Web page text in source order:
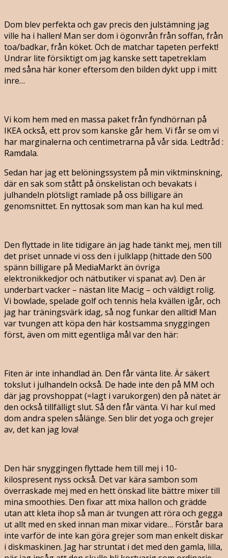
Dom blev perfekta och gav precis den julstämning jag
ville ha i hallen! Man ser dom i ögonvrån från soffan, från
toa/badkar, från köket. Och de matchar tapeten perfekt!
Undrar lite försiktigt om jag kanske sett tapetreklam
med såna här koner eftersom den bilden dykt upp i mitt
inre…
Vi kom hem med en massa paket från fyndhörnan på
IKEA också, ett prov som kanske går hem. Vi får se om vi
har marginalerna och centimetrarna på vår sida. Ledtråd :
Ramdala.
Sedan har jag ett belöningssystem på min viktminskning,
där en sak som stått på önskelistan och bevakats i
julhandeln plötsligt ramlade på oss billigare än
genomsnittet. En nyttosak som man kan ha kul med.
Den flyttade in lite tidigare än jag hade tänkt mej, men till
det priset unnade vi oss den i julklapp (hittade den 500
spänn billigare på MediaMarkt än övriga
elektronikkedjor och nätbutiker vi spanat av). Den är
underbart vacker – nästan lite Macig – och väldigt rolig.
Vi bowlade, spelade golf och tennis hela kvällen igår, och
jag har träningsvärk idag, så nog funkar den alltid! Man
var tvungen att köpa den här kostsamma snyggingen
först, även om mitt egentliga mål var den här:
Fiten är inte inhandlad än. Den får vänta lite. Är säkert
tokslut i julhandeln också. De hade inte den på MM och
där jag provshoppat (=lagt i varukorgen) den på nätet är
den också tillfälligt slut. Så den får vänta. Vi har kul med
dom andra spelen sålänge. Sen blir det yoga och grejer
av, det kan jag lova!
Den här snyggingen flyttade hem till mej i 10-
kilospresent nyss också. Det var kära sambon som
överraskade mej med en hett önskad lite bättre mixer till
mina smoothies. Den fixar att mixa hallon och grädde
utan att kleta ihop så man är tvungen att röra och gegga
ut allt med en sked innan man mixar vidare… Förstår bara
inte varför de inte kan göra grejer som man enkelt diskar
i diskmaskinen. Jag har struntat i det med den gamla, lilla,